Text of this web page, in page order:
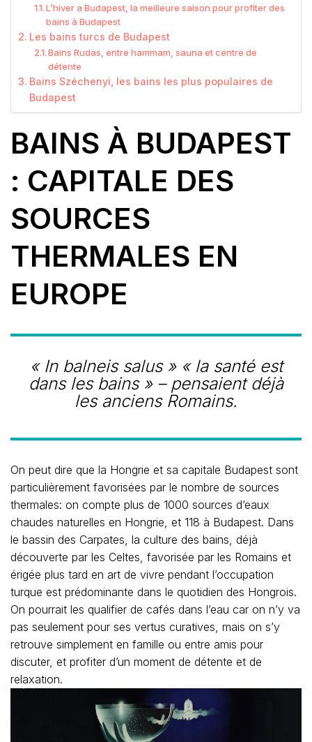
L’hiver a Budapest, la meilleure saison pour profiter des
bains à Budapest
Les bains turcs de Budapest
Bains Rudas, entre hammam, sauna et centre de
détente
Bains Széchenyi, les bains les plus populaires de
Budapest
BAINS À BUDAPEST
: CAPITALE DES
SOURCES
THERMALES EN
EUROPE
« In balneis salus » « la santé est
dans les bains » – pensaient déjà
les anciens Romains.
On peut dire que la Hongrie et sa capitale Budapest sont
particulièrement favorisées par le nombre de sources
thermales: on compte plus de 1000 sources d’eaux
chaudes naturelles en Hongrie, et 118 à Budapest. Dans
le bassin des Carpates, la culture des bains, déjà
découverte par les Celtes, favorisée par les Romains et
érigée plus tard en art de vivre pendant l’occupation
turque est prédominante dans le quotidien des Hongrois.
On pourrait les qualifier de cafés dans l’eau car on n’y va
pas seulement pour ses vertus curatives, mais on s’y
retrouve simplement en famille ou entre amis pour
discuter, et profiter d’un moment de détente et de
relaxation.